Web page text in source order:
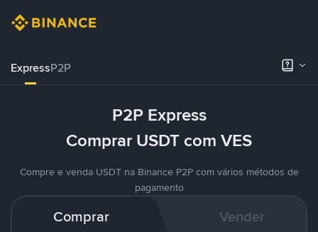
ExpressP2P
P2P Express
Comprar USDT com VES
Compre e venda USDT na Binance P2P com vários métodos de
pagamento
Comprar Vender